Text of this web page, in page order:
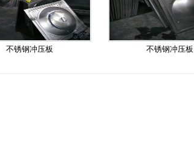
不锈钢冲压板 不锈钢冲压板